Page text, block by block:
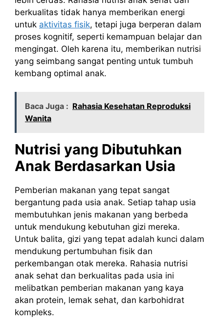
berkualitas tidak hanya memberikan energi
untuk aktivitas fisik, tetapi juga berperan dalam
proses kognitif, seperti kemampuan belajar dan
mengingat. Oleh karena itu, memberikan nutrisi
yang seimbang sangat penting untuk tumbuh
kembang optimal anak.
Baca Juga : Rahasia Kesehatan Reproduksi
Wanita
Nutrisi yang Dibutuhkan
Anak Berdasarkan Usia
Pemberian makanan yang tepat sangat
bergantung pada usia anak. Setiap tahap usia
membutuhkan jenis makanan yang berbeda
untuk mendukung kebutuhan gizi mereka.
Untuk balita, gizi yang tepat adalah kunci dalam
mendukung pertumbuhan fisik dan
perkembangan otak mereka. Rahasia nutrisi
anak sehat dan berkualitas pada usia ini
melibatkan pemberian makanan yang kaya
akan protein, lemak sehat, dan karbohidrat
kompleks.